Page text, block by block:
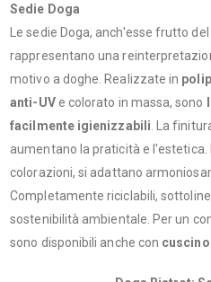
Sedie Doga
Le sedie Doga, anch'esse frutto
rappresentano una
motivo a doghe. Realizzate in
anti-UVe colorato in massa, sono
facilmente igienizzabili . La
aumentano la praticità e l'estetica.
colorazioni, si adattano
Completamente riciclabili,
sostenibilità ambientale. ​Per un
sono disponibili anche con